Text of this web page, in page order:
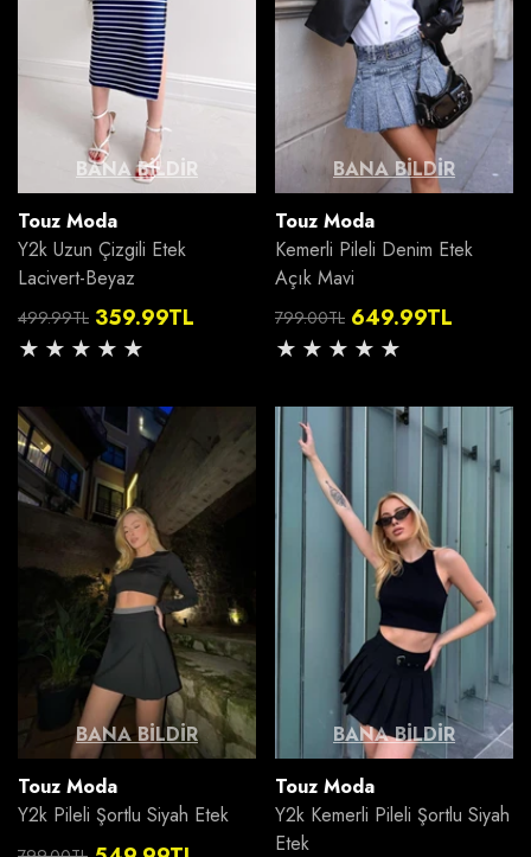
BANA BILDIR
Satıcı:
Touz Moda
Y2k Uzun Çizgili Etek
Lacivert-Beyaz
Normal
499.99TL
İndirimli
359.99TL
BANA BILDIR
Satıcı:
Touz Moda
Kemerli Pileli Denim Etek
Açık Mavi
Normal
799.00TL
İndirimli
649.99TL
BANA BILDIR
Satıcı:
Touz Moda
Y2k Pileli Şortlu Siyah Etek
BANA BILDIR
Satıcı:
Touz Moda
Y2k Kemerli Pileli Şortlu Siyah
Etek